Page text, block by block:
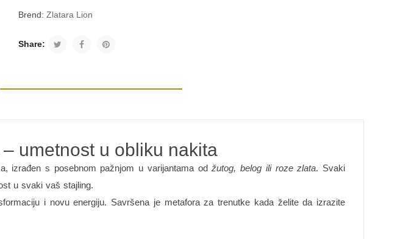
Brend:Zlatara Lion
Share:
umetnost u obliku nakita
izrađen s posebnom pažnjom u varijantama odžutog, belog ili roze zlata. Svaki
u svaki vaš stajling.
i novu energiju. Savršena je metafora za trenutke kada želite da izrazite